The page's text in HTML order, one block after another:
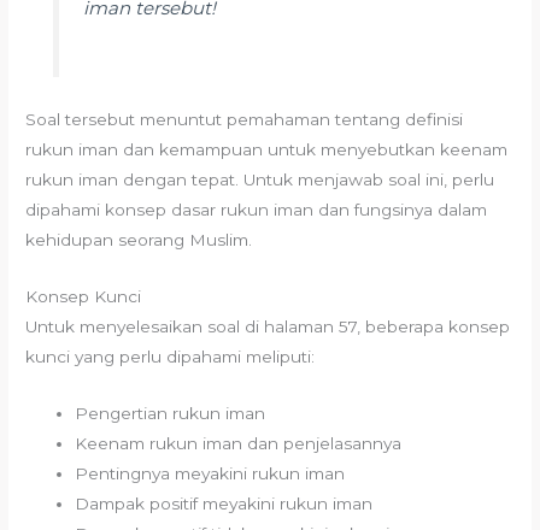
iman tersebut!
Soal tersebut menuntut pemahaman tentang definisi
rukun iman dan kemampuan untuk menyebutkan keenam
rukun iman dengan tepat. Untuk menjawab soal ini, perlu
dipahami konsep dasar rukun iman dan fungsinya dalam
kehidupan seorang Muslim.
Konsep Kunci
Untuk menyelesaikan soal di halaman 57, beberapa konsep
kunci yang perlu dipahami meliputi:
Pengertian rukun iman
Keenam rukun iman dan penjelasannya
Pentingnya meyakini rukun iman
Dampak positif meyakini rukun iman